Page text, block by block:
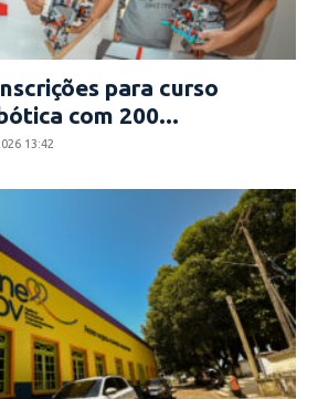
para curso
com 200...
13:42